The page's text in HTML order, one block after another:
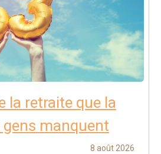
la retraite que la
manquent
8 août 2026